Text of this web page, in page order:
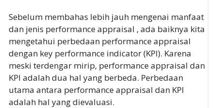
Sebelum membahas lebih jauh mengenai manfaat
dan jenis performance appraisal , ada baiknya kita
mengetahui perbedaan performance appraisal
dengan key performance indicator (KPI). Karena
meski terdengar mirip, performance appraisal dan
KPI adalah dua hal yang berbeda. Perbedaan
utama antara performance appraisal dan KPI
adalah hal yang dievaluasi.